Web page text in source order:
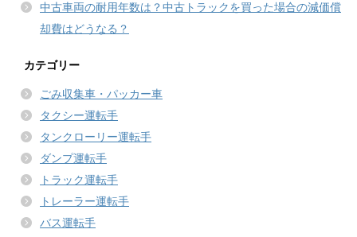
中古車両の耐用年数は？中古トラックを買った場合の減価償
却費はどうなる？
カテゴリー
ごみ収集車・パッカー車
タクシー運転手
タンクローリー運転手
ダンプ運転手
トラック運転手
トレーラー運転手
バス運転手